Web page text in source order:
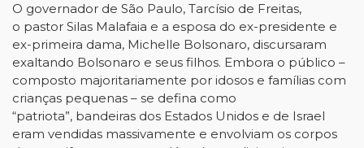
O governador de São Paulo, Tarcísio de Freitas,
o pastor Silas Malafaia e a esposa do ex-presidente e
ex-primeira dama, Michelle Bolsonaro, discursaram
exaltando Bolsonaro e seus filhos. Embora o público –
composto majoritariamente por idosos e famílias com
crianças pequenas – se defina como
“patriota”, bandeiras dos Estados Unidos e de Israel
eram vendidas massivamente e envolviam os corpos